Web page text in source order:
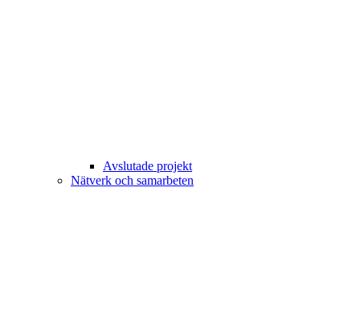
Avslutade projekt
Nätverk och samarbeten